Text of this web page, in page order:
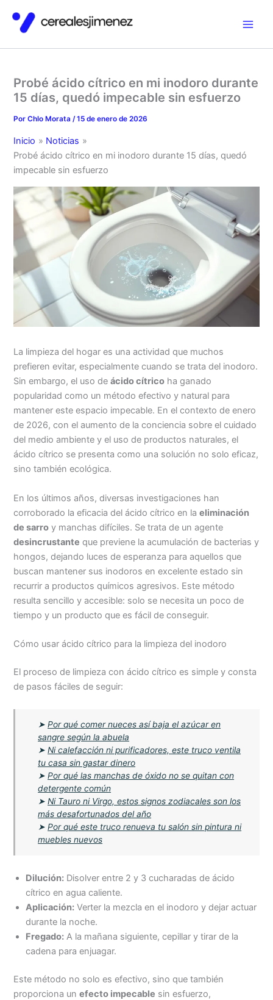
contenido
Probé ácido cítrico en mi inodoro durante
15 días, quedó impecable sin esfuerzo
PorChlo Morata /15 de enero de 2026
Inicio
Noticias
Probé ácido cítrico en mi inodoro durante 15 días, quedó
impecable sin esfuerzo
La limpieza del hogar es una actividad que muchos
prefieren evitar, especialmente cuando se trata del inodoro.
Sin embargo, el uso deácido cítrico ha ganado
popularidad como un método efectivo y natural para
mantener este espacio impecable. En el contexto de enero
de 2026, con el aumento de la conciencia sobre el cuidado
del medio ambiente y el uso de productos naturales, el
ácido cítrico se presenta como una solución no solo eficaz,
sino también ecológica.
En los últimos años, diversas investigaciones han
corroborado la eficacia del ácido cítrico en laeliminación
de sarro y manchas difíciles. Se trata de un agente
desincrustante que previene la acumulación de bacterias y
hongos, dejando luces de esperanza para aquellos que
buscan mantener sus inodoros en excelente estado sin
recurrir a productos químicos agresivos. Este método
resulta sencillo y accesible: solo se necesita un poco de
tiempo y un producto que es fácil de conseguir.
Cómo usar ácido cítrico para la limpieza del inodoro
El proceso de limpieza con ácido cítrico es simple y consta
de pasos fáciles de seguir:
➤Por qué comer nueces así baja el azúcar en
sangre según la abuela
➤Ni calefacción ni purificadores, este truco ventila
tu casa sin gastar dinero
➤Por qué las manchas de óxido no se quitan con
detergente común
➤Ni Tauro ni Virgo, estos signos zodiacales son los
más desafortunados del año
➤Por qué este truco renueva tu salón sin pintura ni
muebles nuevos
Dilución: Disolver entre 2 y 3 cucharadas de ácido
cítrico en agua caliente.
Aplicación: Verter la mezcla en el inodoro y dejar actuar
durante la noche.
Fregado: A la mañana siguiente, cepillar y tirar de la
cadena para enjuagar.
Este método no solo es efectivo, sino que también
proporciona unefecto impecable sin esfuerzo,